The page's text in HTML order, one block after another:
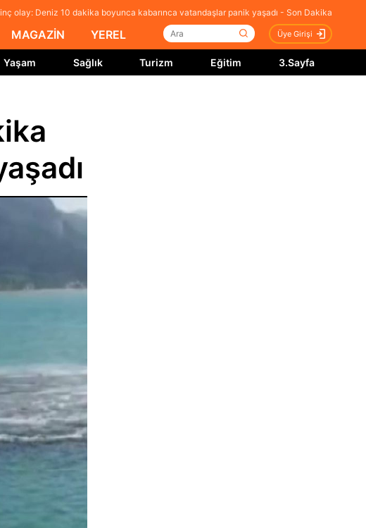
olay: Deniz 10 dakika boyunca kabarınca vatandaşlar panik yaşadı - Son Dakika
MAGAZİN YEREL Üye Girişi
Yaşam Sağlık Turizm Eğitim 3.Sayfa